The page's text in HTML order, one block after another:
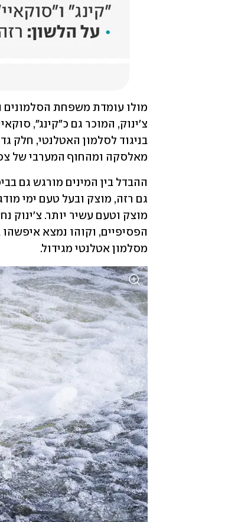
מאלסקה ומהחוף המערבי של
מסלמון אטלנטי מגידול.